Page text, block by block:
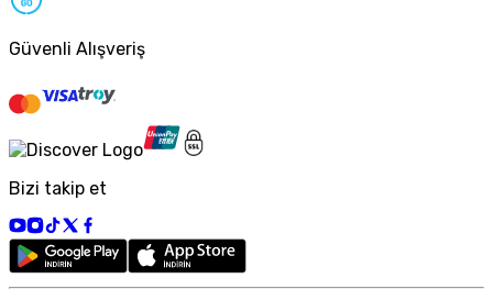
Güvenli Alışveriş
Bizi takip et